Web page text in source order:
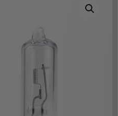
hogy hamar kézhez